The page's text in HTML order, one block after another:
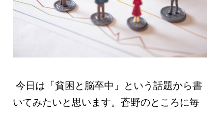
今日は「貧困と脳卒中」という話題から書
いてみたいと思います。蒼野のところに毎